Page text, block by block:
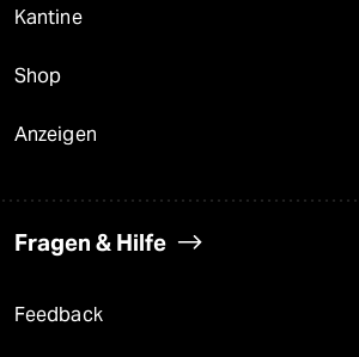
Kantine
Shop
Anzeigen
Fragen & Hilfe
Feedback